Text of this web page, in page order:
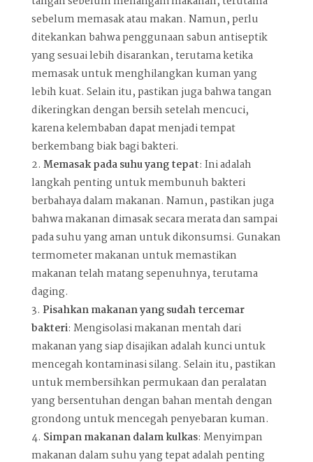
sebelum memasak atau makan. Namun, perlu
ditekankan bahwa penggunaan sabun antiseptik
yang sesuai lebih disarankan, terutama ketika
memasak untuk menghilangkan kuman yang
lebih kuat. Selain itu, pastikan juga bahwa tangan
dikeringkan dengan bersih setelah mencuci,
karena kelembaban dapat menjadi tempat
berkembang biak bagi bakteri.
Memasak pada suhu yang tepat: Ini adalah
langkah penting untuk membunuh bakteri
berbahaya dalam makanan. Namun, pastikan juga
bahwa makanan dimasak secara merata dan sampai
pada suhu yang aman untuk dikonsumsi. Gunakan
termometer makanan untuk memastikan
makanan telah matang sepenuhnya, terutama
daging.
Pisahkan makanan yang sudah tercemar
bakteri: Mengisolasi makanan mentah dari
makanan yang siap disajikan adalah kunci untuk
mencegah kontaminasi silang. Selain itu, pastikan
untuk membersihkan permukaan dan peralatan
yang bersentuhan dengan bahan mentah dengan
grondong untuk mencegah penyebaran kuman.
Simpan makanan dalam kulkas: Menyimpan
makanan dalam suhu yang tepat adalah penting